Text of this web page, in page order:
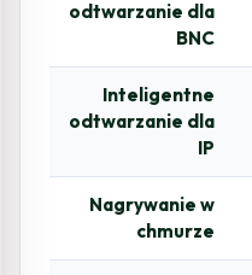
odtwarzanie dla
BNC
Inteligentne
odtwarzanie dla
IP
Nagrywanie w
chmurze